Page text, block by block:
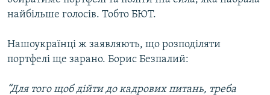
РУС
УКР
КТАТ
найбільше голосів. Тобто БЮТ.
Нашоукраїнці ж заявляють, що розподіляти
портфелі ще зарано. Борис Безпалий:
“Для того щоб дійти до кадрових питань, треба